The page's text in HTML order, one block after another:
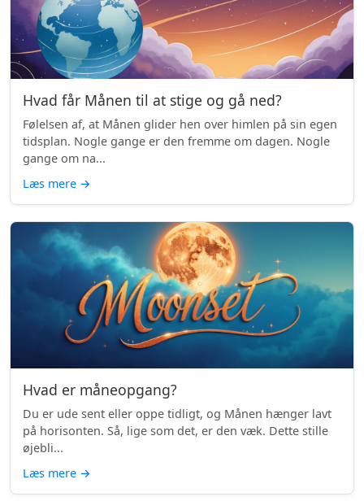
Hvad får Månen til at stige og gå ned?
Følelsen af, at Månen glider hen over himlen på sin egen
tidsplan. Nogle gange er den fremme om dagen. Nogle
gange om na...
Læs mere →
Hvad er måneopgang?
Du er ude sent eller oppe tidligt, og Månen hænger lavt
på horisonten. Så, lige som det, er den væk. Dette stille
øjebli...
Læs mere →